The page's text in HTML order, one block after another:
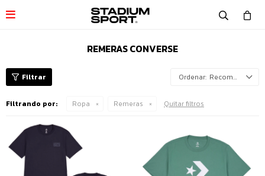

REMERAS CONVERSE
Recomendados
Filtrando por: Ropa Remeras Quitar filtros